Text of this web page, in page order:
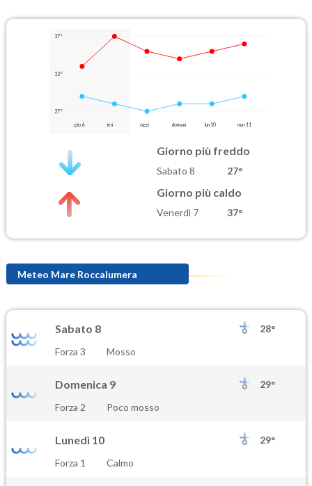
37°
32°
27°
gio 6 ieri oggi domani lun 10 mar 11
Giorno più freddo
Sabato 8 27°
Giorno più caldo
Venerdì 7 37°
Meteo Mare Roccalumera
Sabato 8
28°
Forza 3
Mosso
Domenica 9
29°
Forza 2
Poco mosso
Lunedì 10
29°
Forza 1
Calmo